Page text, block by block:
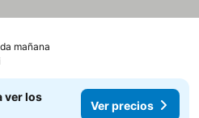
mañana
ver los
Ver precios